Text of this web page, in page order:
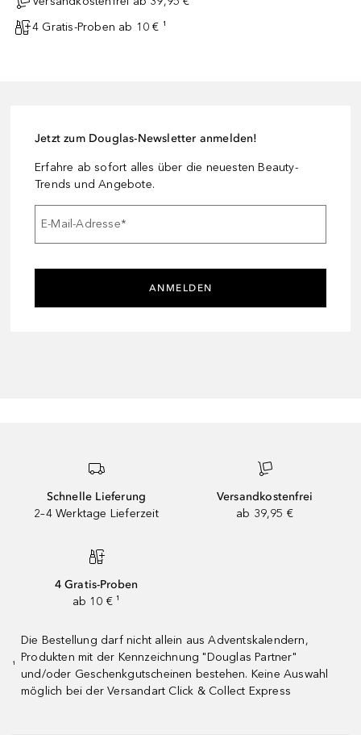
4 Gratis-Proben ab 10 € ¹
Jetzt zum Douglas-Newsletter anmelden!
Erfahre ab sofort alles über die neuesten Beauty-
Trends und Angebote.
E-Mail-Adresse*
ANMELDEN
Schnelle Lieferung
2–4 Werktage Lieferzeit
Versandkostenfrei
ab 39,95 €
4 Gratis-Proben
ab 10 € ¹
¹
Die Bestellung darf nicht allein aus Adventskalendern,
Produkten mit der Kennzeichnung "Douglas Partner"
und/oder Geschenkgutscheinen bestehen. Keine Auswahl
möglich bei der Versandart Click & Collect Express